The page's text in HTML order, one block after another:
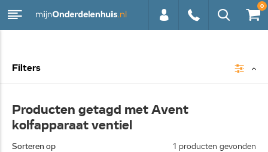
0
Filters
Producten getagd met Avent
kolfapparaat ventiel
Sorteren op 1 producten gevonden